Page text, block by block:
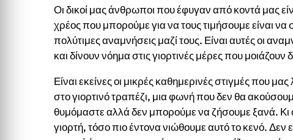
Οι δικοί μας άνθρωποι που έφυγαν από κοντά μας
χρέος που μπορούμεγιανατουςτιμήσουμε είναι
πολύτιμες αναμνήσεις μαζί τους. Είναι αυτές οι
και δίνουν νόημα στις γιορτινές μέρες που μοιάζουν
Είναι εκείνες οι μικρές καθημερινές στιγμές που
στο γιορτινό τραπέζι, μια φωνή που δεν θα
θυμόμαστε αλλά δεν μπορούμε να ζήσουμε ξανά. Κι
γιορτή, τόσο πιο έντονα νιώθουμε αυτό το κενό. Δεν